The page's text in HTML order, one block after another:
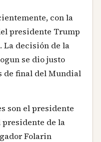
con la
presidente Trump
La decisión de la
se dio justo
de final del Mundial
son el presidente
presidente de la
Folarin